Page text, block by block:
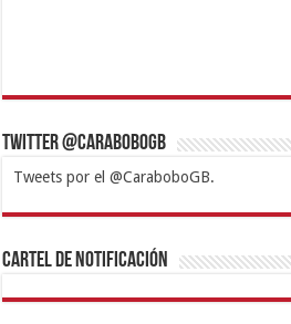
Twitter @CaraboboGB
Tweets por el @CaraboboGB.
1xbetBetturkeyBetistKralbet
https://mvbcasino.com/
Cartel de Notificación